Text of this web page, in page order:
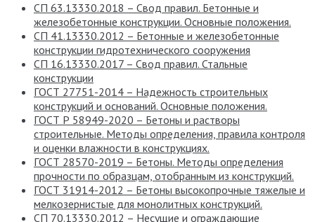
СП 63.13330.2018 – Свод правил. Бетонные и
железобетонные конструкции. Основные положения.
СП 41.13330.2012 – Бетонные и железобетонные
конструкции гидротехнического сооружения
СП 16.13330.2017 – Свод правил. Стальные
конструкции
ГОСТ 27751-2014 – Надежность строительных
конструкций и оснований. Основные положения.
ГОСТ Р 58949-2020 – Бетоны и растворы
строительные. Методы определения, правила контроля
и оценки влажности в конструкциях.
ГОСТ 28570-2019 – Бетоны. Методы определения
прочности по образцам, отобранным из конструкций.
ГОСТ 31914-2012 – Бетоны высокопрочные тяжелые и
мелкозернистые для монолитных конструкций.
СП 70.13330.2012 – Несущие и ограждающие